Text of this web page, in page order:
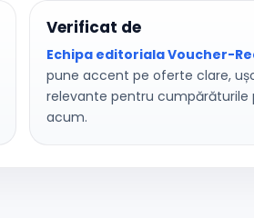
Verificat de
Echipa editoriala Voucher-
pune accent pe oferte clare,
relevante pentru cumpărăturile
acum.